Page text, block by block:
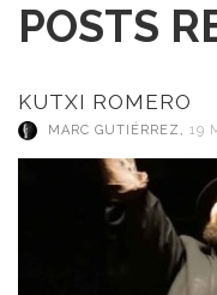
POSTS
KUTXI ROMERO
MARC GUTIÉRREZ , 19